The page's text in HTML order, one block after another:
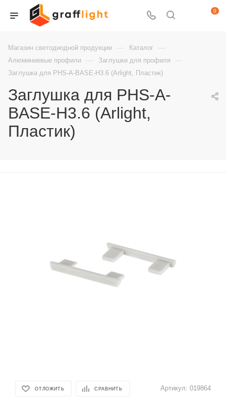
0
Магазин светодиодной продукции — Каталог —
Алюминиевые профили — Заглушки для профиля —
Заглушка для PHS-A-BASE-H3.6 (Arlight, Пластик)
Заглушка для PHS-A-
BASE-H3.6 (Arlight,
Пластик)
ОТЛОЖИТЬ СРАВНИТЬ Артикул: 019864